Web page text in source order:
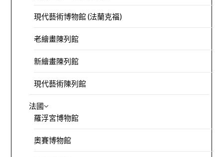
現代藝術博物館 (法蘭克福)
老繪畫陳列館
新繪畫陳列館
現代藝術陳列館
法國
羅浮宮博物館
奧賽博物館